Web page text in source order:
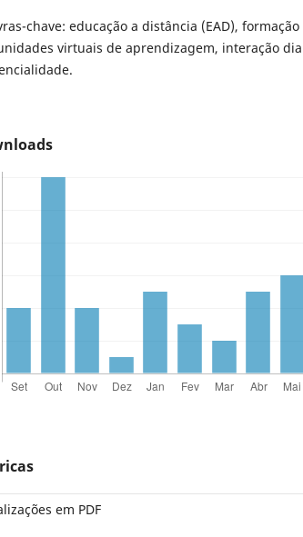
chave: educação a distância (EAD),
virtuais de aprendizagem, interação
em PDF